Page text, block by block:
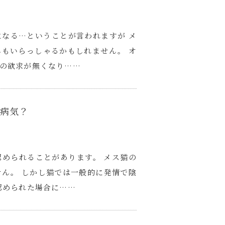
る…ということが言われますが メ
いらっしゃるかもしれません。 オ
の欲求が無くなり……
気？
られることがあります。 メス猫の
。 しかし猫では一般的に発情で陰
められた場合に……